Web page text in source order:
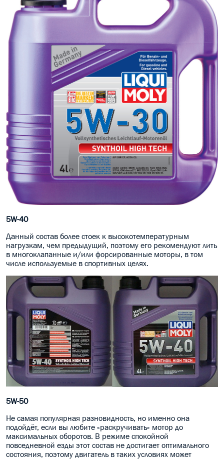
5W-40
Данный состав более стоек к высокотемпературным
нагрузкам, чем предыдущий, поэтому его рекомендуют лить
в многоклапанные и/или форсированные моторы, в том
числе используемые в спортивных целях.
5W-50
Не самая популярная разновидность, но именно она
подойдёт, если вы любите «раскручивать» мотор до
максимальных оборотов. В режиме спокойной
повседневной езды этот состав не достигает оптимального
состояния, поэтому двигатель в таких условиях может